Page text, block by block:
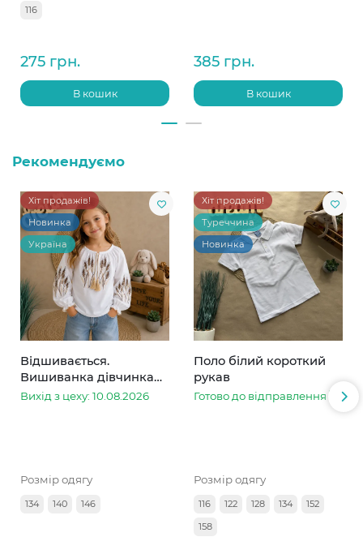
116
275 грн.
В кошик
385 грн.
В кошик
Рекомендуємо
Хіт продажів!
Новинка
Україна
Відшивається.
Вишиванка дівчинка
колоски
Вихід з цеху: 10.08.2026
Розмір одягу
134 140 146
Хіт продажів!
Туреччина
Новинка
Поло білий короткий
рукав
Готово до відправлення
Розмір одягу
116 122 128 134
152
158